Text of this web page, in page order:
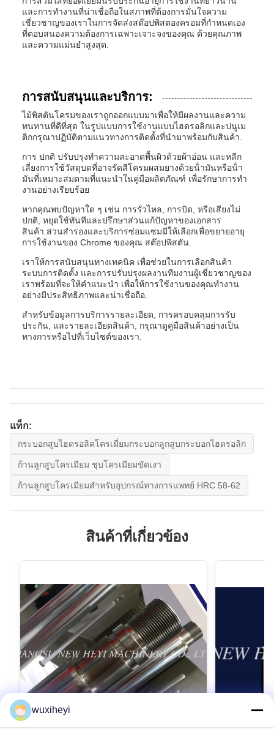
และการทํางานที่น่าเชื่อถือในสภาพที่ต้องการมั่นใจความ
เชี่ยวชาญของเราในการจัดส่งสต๊อปพิสตองครอมที่กําหนดเอง
ที่ตอบสนองความต้องการเฉพาะเจาะจงของคุณ ด้วยคุณภาพ
และความแม่นยําสูงสุด.
การสนับสนุนและบริการ:
ไม้พิสตันโครมของเราถูกออกแบบมาเพื่อให้มีผลงานและความ
ทนทานที่ดีที่สุด ในรูปแบบการใช้งานแบบไฮดรอลิกและปนูเม
ติกกรุณาปฏิบัติตามแนวทางการติดตั้งที่นํามาพร้อมกับสินค้า.
การ ปกติ ปรับปรุงทําความสะอาดพื้นผิวด้วยผ้าอ่อน และหลีก
เลี่ยงการใช้วัสดุบดที่อาจรัดสีโครมผสมยางด้วยน้ํามันหรือน้ํา
มันที่เหมาะสมตามที่แนะนําในคู่มือผลิตภัณฑ์ เพื่อรักษาการทํา
งานอย่างเรียบร้อย
หากคุณพบปัญหาใด ๆ เช่น การรั่วไหล, การบิด, หรือเสียงไม่
ปกติ, หยุดใช้ทันทีและปรึกษาส่วนแก้ปัญหาของเอกสาร
สินค้า.ส่วนสํารองและบริการซ่อมแซมมีให้เลือกเพื่อขยายอายุ
การใช้งานของ Chrome ของคุณ สต๊อปพิสตัน.
เราให้การสนับสนุนทางเทคนิค เพื่อช่วยในการเลือกสินค้า
ระบบการติดตั้ง และการปรับปรุงผลงานทีมงานผู้เชี่ยวชาญของ
เราพร้อมที่จะให้คําแนะนํา เพื่อให้การใช้งานของคุณทํางาน
อย่างมีประสิทธิภาพและน่าเชื่อถือ.
สําหรับข้อมูลการบริการรายละเอียด, การครอบคลุมการรับ
ประกัน, และรายละเอียดสินค้า, กรุณาดูคู่มือสินค้าอย่างเป็น
ทางการหรือไปที่เว็บไซต์ของเรา.
แท็ก:
กระบอกสูบไฮดรอลิคโครเมี่ยมกระบอกลูกสูบกระบอกไฮดรอลิก
ก้านลูกสูบโครเมียม ชุบโครเมียมขัดเงา
ก้านลูกสูบโครเมียมสำหรับอุปกรณ์ทางการแพทย์ HRC 58-62
สินค้าที่เกี่ยวข้อง
wuxiheyi